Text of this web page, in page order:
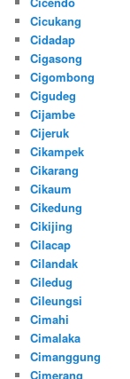
Cicukang
Cidadap
Cigasong
Cigombong
Cigudeg
Cijambe
Cijeruk
Cikampek
Cikarang
Cikaum
Cikedung
Cikijing
Cilacap
Cilandak
Ciledug
Cileungsi
Cimahi
Cimalaka
Cimanggung
Cimerang